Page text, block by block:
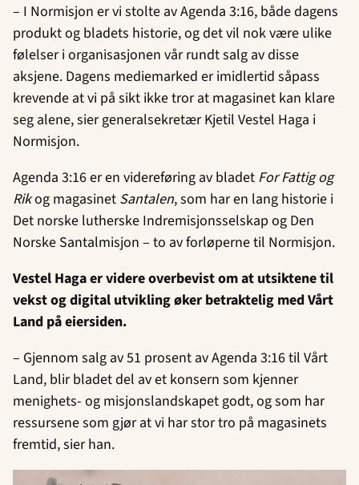
– I Normisjon er vi stolte av Agenda 3:16, både dagens
produkt og bladets historie, og det vil nok være ulike
følelser i organisasjonen vår rundt salg av disse
aksjene. Dagens mediemarked er imidlertid såpass
krevende at vi på sikt ikke tror at magasinet kan klare
seg alene, sier generalsekretær Kjetil Vestel Haga i
Normisjon.
Agenda 3:16 er en videreføring av bladet For Fattig og
Rikog magasinet Santalen, som har en lang historie i
Det norske lutherske Indremisjonsselskap og Den
Norske Santalmisjon – to av forløperne til Normisjon.
Vestel Haga er videre overbevist om at utsiktene til
vekst og digital utvikling øker betraktelig med Vårt
Land på eiersiden.
– Gjennom salg av 51 prosent av Agenda 3:16 til Vårt
Land, blir bladet del av et konsern som kjenner
menighets- og misjonslandskapet godt, og som har
ressursene som gjør at vi har stor tro på magasinets
fremtid, sier han.